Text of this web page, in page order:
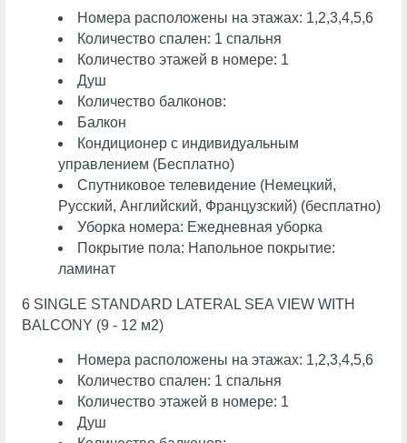
Номера расположены на этажах: 1,2,3,4,5,6
Количество спален: 1 спальня
Количество этажей в номере: 1
Душ
Количество балконов:
Балкон
Кондиционер с индивидуальным
управлением (Бесплатно)
Спутниковое телевидение (Немецкий,
Русский, Английский, Французский) (бесплатно)
Уборка номера: Ежедневная уборка
Покрытие пола: Напольное покрытие:
ламинат
6 SINGLE STANDARD LATERAL SEA VIEW WITH
BALCONY (9 - 12 м2)
Номера расположены на этажах: 1,2,3,4,5,6
Количество спален: 1 спальня
Количество этажей в номере: 1
Душ